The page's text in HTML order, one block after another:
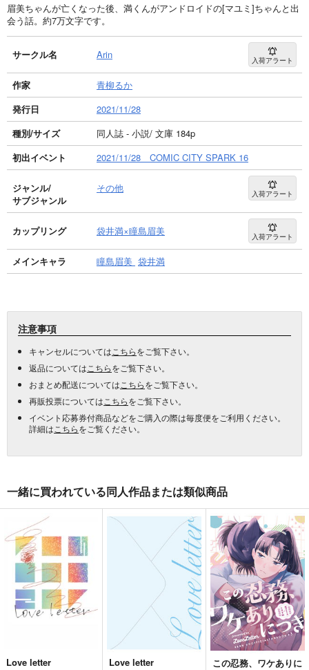
眉美ちゃんが亡くなった後、満くんがアンドロイドの[マユミ]ちゃんと出
会う話。約7万文字です。
サークル名 Arin 入荷アラート
作家
青柳るか
発行日
2021/11/28
種別/サイズ
同人誌 - 小説/ 文庫 184p
初出イベント
2021/11/28 COMIC CITY SPARK 16
ジャンル/
サブジャンル
その他 入荷アラート
カップリング 袋井満×瞳島眉美 入荷アラート
メインキャラ 瞳島眉美 袋井満
注意事項
キャンセルについては こちらをご覧下さい。
返品については こちらをご覧下さい。
おまとめ配送については こちらをご覧下さい。
再販投票については こちらをご覧下さい。
イベント応募券付商品などをご購入の際は毎度便をご利用ください。
詳細は こちらをご覧ください。
一緒に買われている同人作品または類似商品
Love letter Love letter
この忍務、ワケありに